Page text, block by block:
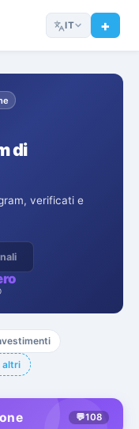
IT
di
verificati e
altri
💬108